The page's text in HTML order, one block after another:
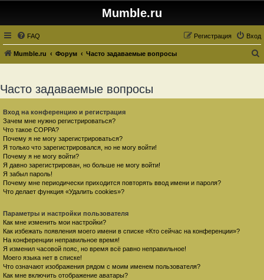
Mumble.ru
FAQ Вход
Регистрация
Mumble.ru Форум Часто задаваемые вопросы
Часто задаваемые вопросы
Вход на конференцию и регистрация
Зачем мне нужно регистрироваться?
Что такое COPPA?
Почему я не могу зарегистрироваться?
Я только что зарегистрировался, но не могу войти!
Почему я не могу войти?
Я давно зарегистрирован, но больше не могу войти!
Я забыл пароль!
Почему мне периодически приходится повторять ввод имени и пароля?
Что делает функция «Удалить cookies»?
Параметры и настройки пользователя
Как мне изменить мои настройки?
Как избежать появления моего имени в списке «Кто сейчас на конференции»?
На конференции неправильное время!
Я изменил часовой пояс, но время всё равно неправильное!
Моего языка нет в списке!
Что означают изображения рядом с моим именем пользователя?
Как мне включить отображение аватары?